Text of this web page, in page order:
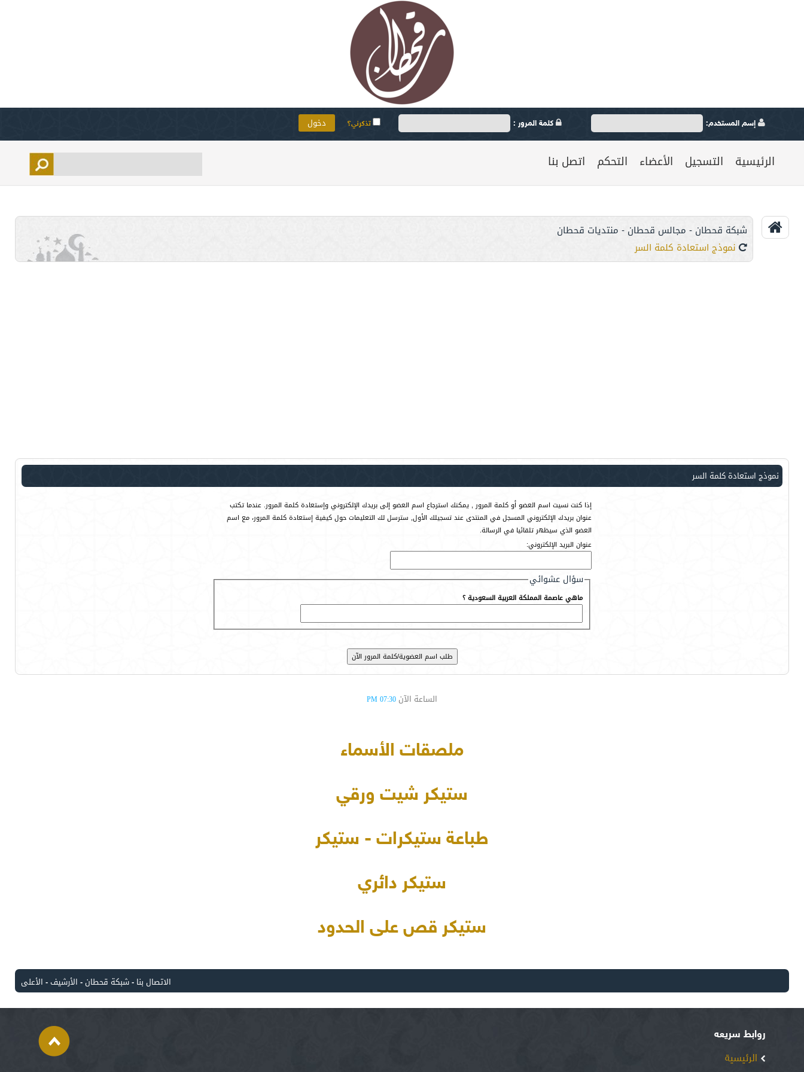
إسم المستخدم: كلمة المرور : تذكرني؟
الرئيسية التسجيل الأعضاء التحكم اتصل بنا
شبكة قحطان - مجالس قحطان - منتديات قحطان
نموذج استعادة كلمة السر
نموذج استعادة كلمة السر
إذا كنت نسيت اسم العضو أو كلمة المرور , يمكنك استرجاع اسم العضو إلى بريدك الإلكتروني وإستعادة كلمة المرور. عندما تكتب
عنوان بريدك الإلكتروني المسجل في المنتدى عند تسجيلك الأول, سترسل لك التعليمات حول كيفية إستعادة كلمة المرور، مع اسم
العضو الذي سيظهر تلقائيا في الرسالة.
عنوان البريد الإلكتروني:
سؤال عشوائي
ماهي عاصمة المملكة العربية السعودية ؟
الساعة الآن 07:30 PM
ملصقات الأسماء
ستيكر شيت ورقي
طباعة ستيكرات - ستيكر
ستيكر دائري
ستيكر قص على الحدود
الاتصال بنا -شبكة قحطان- الأرشيف- الأعلى
روابط سريعه
الرئيسية